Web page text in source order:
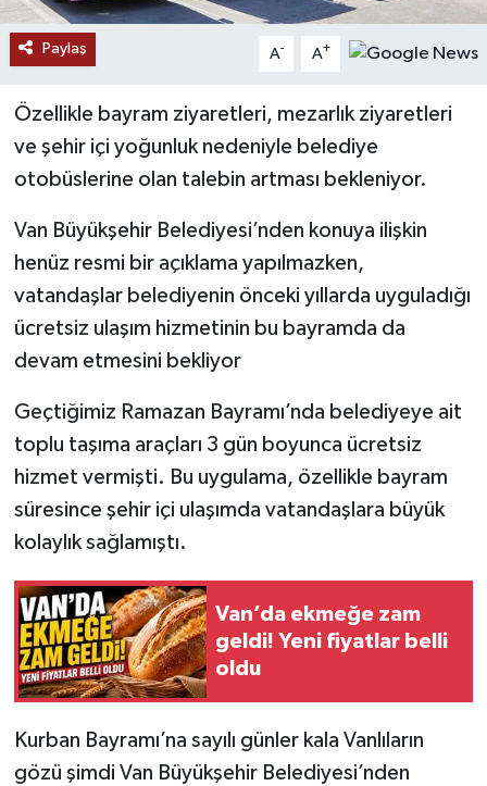
Paylaş A- A+
Özellikle bayram ziyaretleri, mezarlık ziyaretleri
ve şehir içi yoğunluk nedeniyle belediye
otobüslerine olan talebin artması bekleniyor.
Van Büyükşehir Belediyesi’nden konuya ilişkin
henüz resmi bir açıklama yapılmazken,
vatandaşlar belediyenin önceki yıllarda uyguladığı
ücretsiz ulaşım hizmetinin bu bayramda da
devam etmesini bekliyor
Geçtiğimiz Ramazan Bayramı’nda belediyeye ait
toplu taşıma araçları 3 gün boyunca ücretsiz
hizmet vermişti. Bu uygulama, özellikle bayram
süresince şehir içi ulaşımda vatandaşlara büyük
kolaylık sağlamıştı.
Van’da ekmeğe zam
geldi! Yeni fiyatlar belli
oldu
Kurban Bayramı’na sayılı günler kala Vanlıların
gözü şimdi Van Büyükşehir Belediyesi’nden